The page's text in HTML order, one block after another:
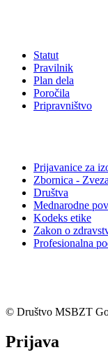
Statut
Pravilnik
Plan dela
Poročila
Pripravništvo
Prijavanice za
Zbornica - Zveza
Društva
Mednarodne
Kodeks etike
Zakon o
Profesionalna
© Društvo MSBZT
Prijava